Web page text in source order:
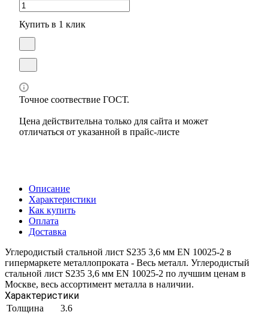
Купить в 1 клик
Точное соотвествие ГОСТ.
Цена действительна только для сайта и может
отличаться от указанной в прайс-листе
Описание
Характеристики
Как купить
Оплата
Доставка
Углеродистый стальной лист S235 3,6 мм EN 10025-2 в
гипермаркете металлопроката - Весь металл. Углеродистый
стальной лист S235 3,6 мм EN 10025-2 по лучшим ценам в
Москве, весь ассортимент металла в наличии.
Характеристики
Толщина
3.6